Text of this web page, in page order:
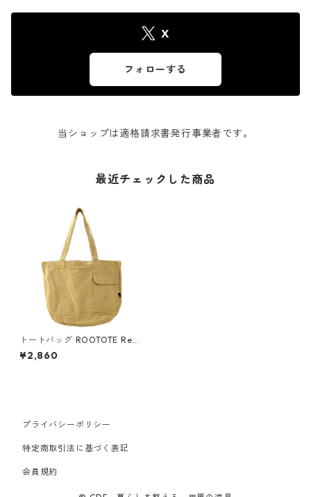
X
フォローする
当ショップは適格請求書発行事業者です。
最近チェックした商品
トートバッグ ROOTOTE Recy
cled cotton MEDIUM 3066ル
ートート SN.ミディアム.リサ
¥2,860
プライバシーポリシー
特定商取引法に基づく表記
会員規約